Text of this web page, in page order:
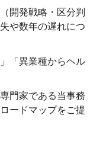
開発戦略・区分判
や数年の遅れにつ
「異業種からヘル
門家である当事務
ードマップをご提